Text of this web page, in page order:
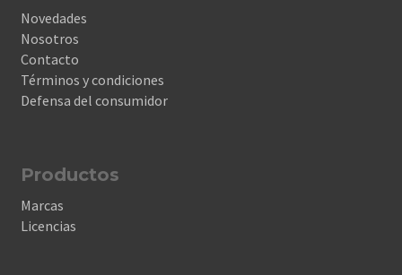
Novedades
Nosotros
Contacto
Términos y condiciones
Defensa del consumidor
Productos
Marcas
Licencias